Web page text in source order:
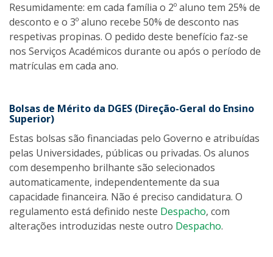
Resumidamente: em cada família o 2º aluno tem 25% de
desconto e o 3º aluno recebe 50% de desconto nas
respetivas propinas. O pedido deste benefício faz-se
nos Serviços Académicos durante ou após o período de
matrículas em cada ano.
Bolsas de Mérito da DGES (Direção-Geral do Ensino
Superior)
Estas bolsas são financiadas pelo Governo e atribuídas
pelas Universidades, públicas ou privadas. Os alunos
com desempenho brilhante são selecionados
automaticamente, independentemente da sua
capacidade financeira. Não é preciso candidatura. O
regulamento está definido neste Despacho, com
alterações introduzidas neste outro Despacho.